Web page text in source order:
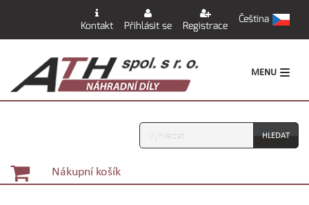
Kontakt Přihlásit se Registrace
Čeština
MENU
Vyhledávání
Nákupní košík